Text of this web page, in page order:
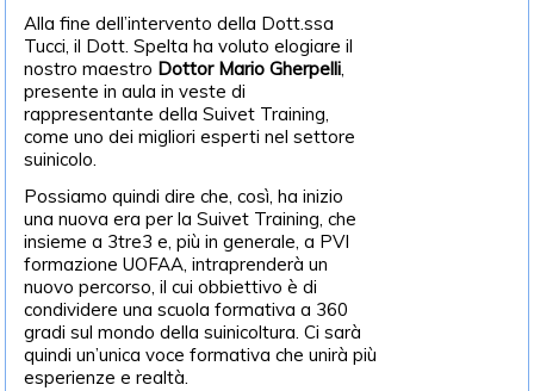
Alla fine dell’intervento della Dott.ssa
Tucci, il Dott. Spelta ha voluto elogiare il
nostro maestro Dottor Mario Gherpelli,
presente in aula in veste di
rappresentante della Suivet Training,
come uno dei migliori esperti nel settore
suinicolo.
Possiamo quindi dire che, così, ha inizio
una nuova era per la Suivet Training, che
insieme a 3tre3 e, più in generale, a PVI
formazione UOFAA, intraprenderà un
nuovo percorso, il cui obbiettivo è di
condividere una scuola formativa a 360
gradi sul mondo della suinicoltura. Ci sarà
quindi un’unica voce formativa che unirà più
esperienze e realtà.